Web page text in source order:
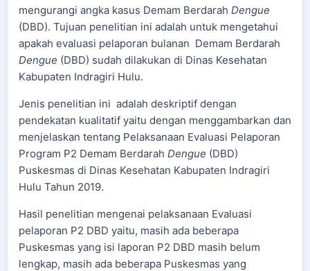
mengurangi angka kasus Demam Berdarah Dengue
(DBD). Tujuan penelitian ini adalah untuk mengetahui
apakah evaluasi pelaporan bulanan Demam Berdarah
Dengue (DBD) sudah dilakukan di Dinas Kesehatan
Kabupaten Indragiri Hulu.
Jenis penelitian ini adalah deskriptif dengan
pendekatan kualitatif yaitu dengan menggambarkan dan
menjelaskan tentang Pelaksanaan Evaluasi Pelaporan
Program P2 Demam Berdarah Dengue (DBD)
Puskesmas di Dinas Kesehatan Kabupaten Indragiri
Hulu Tahun 2019.
Hasil penelitian mengenai pelaksanaan Evaluasi
pelaporan P2 DBD yaitu, masih ada beberapa
Puskesmas yang isi laporan P2 DBD masih belum
lengkap, masih ada beberapa Puskesmas yang